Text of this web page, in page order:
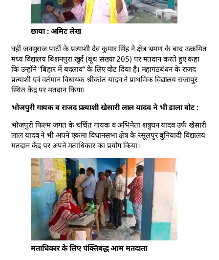
छाया : अमिट लेख
वहीं जनसुराज पार्टी के प्रत्याशी देव कुमार सिंह ने क्षेत्र भ्रमण के बाद उत्क्रमित
मध्य विद्यालय बिशनपुरा खुर्द (बूथ संख्या 205) पर मतदान करते हुए कहा
कि उन्होंने “बिहार में बदलाव” के लिए वोट दिया है। महागठबंधन के राजद
प्रत्याशी एवं वर्तमान विधायक श्रीकांत यादव ने प्राथमिक विद्यालय राजापुर
स्थित केंद्र पर मतदान किया।
भोजपुरी गायक व राजद प्रत्याशी खेसारी लाल यादव ने भी डाला वोट :
भोजपुरी फिल्म जगत के चर्चित गायक व अभिनेता शत्रुघन यादव उर्फ खेसारी
लाल यादव ने भी अपने एकमा विधानसभा क्षेत्र के रसूलपुर बुनियादी विद्यालय
मतदान केंद्र पर अपने मताधिकार का प्रयोग किया।
मताधिकार के लिए पंक्तिबद्ध आम मतदाता